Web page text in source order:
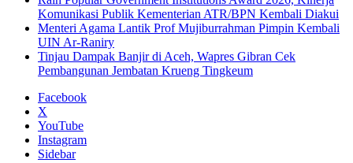
Komunikasi Publik Kementerian ATR/BPN Kembali Diakui
Menteri Agama Lantik Prof Mujiburrahman Pimpin Kembali
UIN Ar-Raniry
Tinjau Dampak Banjir di Aceh, Wapres Gibran Cek
Pembangunan Jembatan Krueng Tingkeum
Facebook
X
YouTube
Instagram
Sidebar